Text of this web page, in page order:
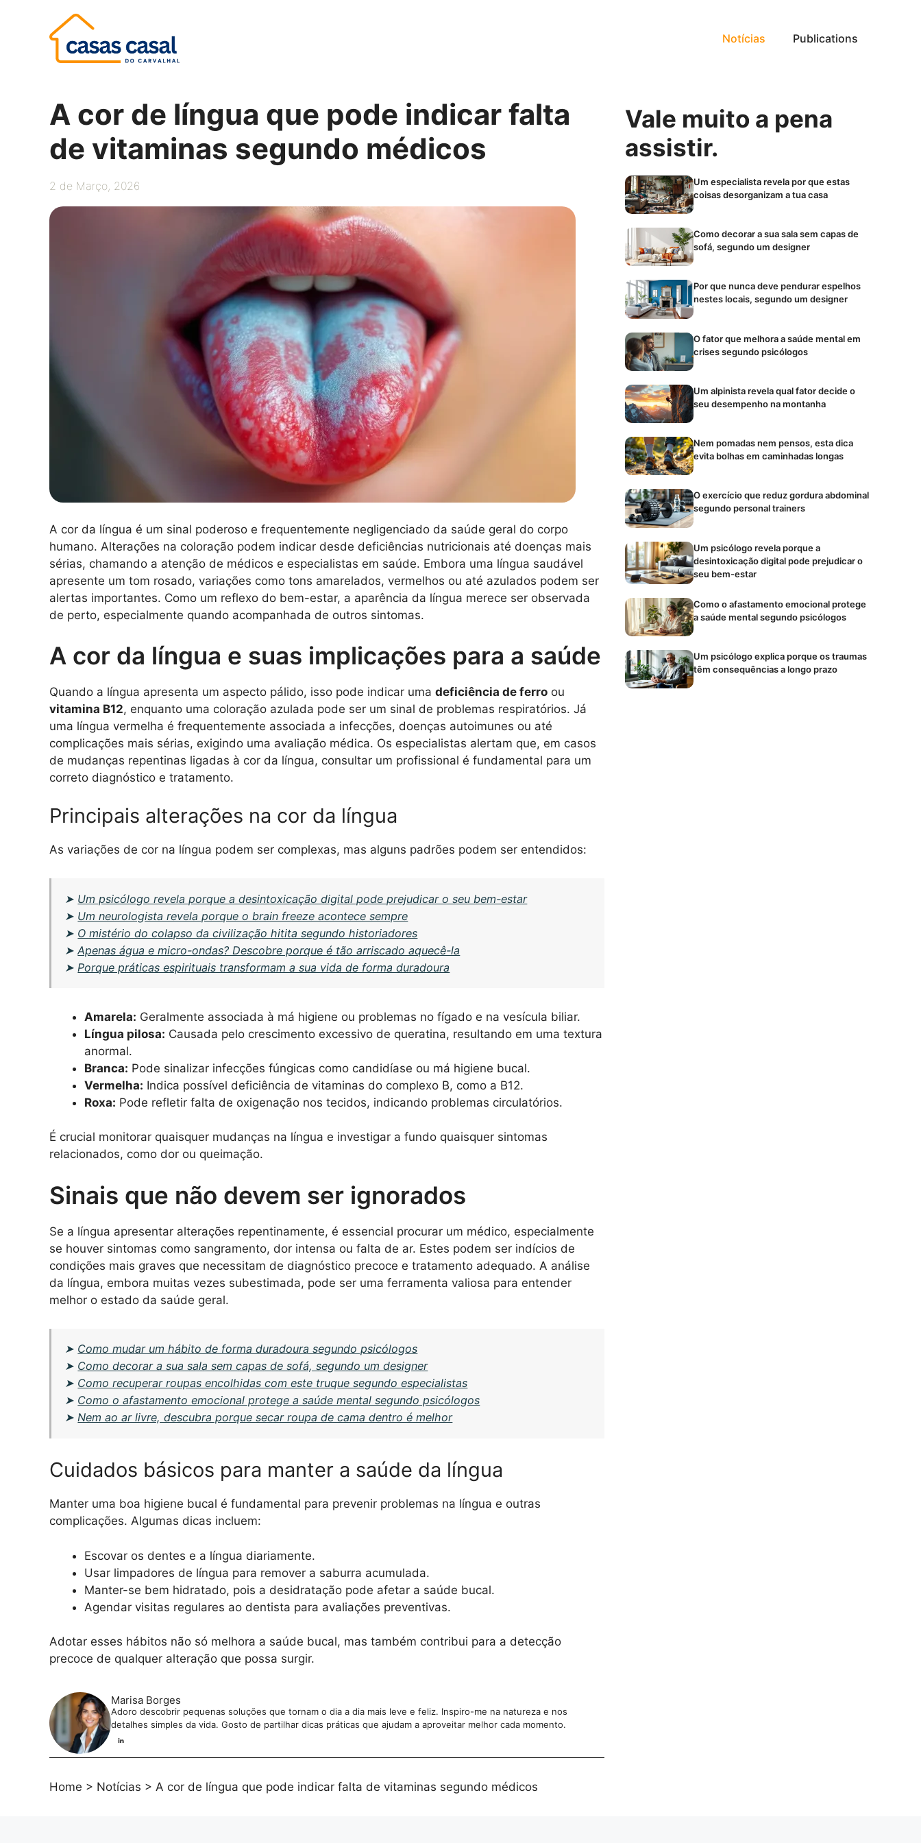
Notícias Publications
A cor de língua que pode indicar falta
de vitaminas segundo médicos
2 de Março, 2026
A cor da língua é um sinal poderoso e frequentemente negligenciado da saúde geral do corpo
humano. Alterações na coloração podem indicar desde deficiências nutricionais até doenças mais
sérias, chamando a atenção de médicos e especialistas em saúde. Embora uma língua saudável
apresente um tom rosado, variações como tons amarelados, vermelhos ou até azulados podem ser
alertas importantes. Como um reflexo do bem-estar, a aparência da língua merece ser observada
de perto, especialmente quando acompanhada de outros sintomas.
A cor da língua e suas implicações para a saúde
Quando a língua apresenta um aspecto pálido, isso pode indicar uma deficiência de ferro ou
vitamina B12, enquanto uma coloração azulada pode ser um sinal de problemas respiratórios. Já
uma língua vermelha é frequentemente associada a infecções, doenças autoimunes ou até
complicações mais sérias, exigindo uma avaliação médica. Os especialistas alertam que, em casos
de mudanças repentinas ligadas à cor da língua, consultar um profissional é fundamental para um
correto diagnóstico e tratamento.
Principais alterações na cor da língua
As variações de cor na língua podem ser complexas, mas alguns padrões podem ser entendidos:
➤ Um psicólogo revela porque a desintoxicação digital pode prejudicar o seu bem-estar
➤ Um neurologista revela porque o brain freeze acontece sempre
➤ O mistério do colapso da civilização hitita segundo historiadores
➤Apenas água e micro-ondas? Descobre porque é tão arriscado aquecê-la
➤ Porque práticas espirituais transformam a sua vida de forma duradoura
Amarela: Geralmente associada à má higiene ou problemas no fígado e na vesícula biliar.
Língua pilosa: Causada pelo crescimento excessivo de queratina, resultando em uma textura
anormal.
Branca: Pode sinalizar infecções fúngicas como candidíase ou má higiene bucal.
Vermelha: Indica possível deficiência de vitaminas do complexo B, como a B12.
Roxa: Pode refletir falta de oxigenação nos tecidos, indicando problemas circulatórios.
É crucial monitorar quaisquer mudanças na língua e investigar a fundo quaisquer sintomas
relacionados, como dor ou queimação.
Sinais que não devem ser ignorados
Se a língua apresentar alterações repentinamente, é essencial procurar um médico, especialmente
se houver sintomas como sangramento, dor intensa ou falta de ar. Estes podem ser indícios de
condições mais graves que necessitam de diagnóstico precoce e tratamento adequado. A análise
da língua, embora muitas vezes subestimada, pode ser uma ferramenta valiosa para entender
melhor o estado da saúde geral.
➤ Como mudar um hábito de forma duradoura segundo psicólogos
➤ Como decorar a sua sala sem capas de sofá, segundo um designer
➤ Como recuperar roupas encolhidas com este truque segundo especialistas
➤ Como o afastamento emocional protege a saúde mental segundo psicólogos
➤Nem ao ar livre, descubra porque secar roupa de cama dentro é melhor
Cuidados básicos para manter a saúde da língua
Manter uma boa higiene bucal é fundamental para prevenir problemas na língua e outras
complicações. Algumas dicas incluem:
Escovar os dentes e a língua diariamente.
Usar limpadores de língua para remover a saburra acumulada.
Manter-se bem hidratado, pois a desidratação pode afetar a saúde bucal.
Agendar visitas regulares ao dentista para avaliações preventivas.
Adotar esses hábitos não só melhora a saúde bucal, mas também contribui para a detecção
precoce de qualquer alteração que possa surgir.
Marisa Borges
Adoro descobrir pequenas soluções que tornam o dia a dia mais leve e feliz. Inspiro-me na natureza e nos
detalhes simples da vida. Gosto de partilhar dicas práticas que ajudam a aproveitar melhor cada momento.
Home > Notícias > A cor de língua que pode indicar falta de vitaminas segundo médicos
Vale muito a pena
assistir.
Um especialista revela por que estas
coisas desorganizam a tua casa
Como decorar a sua sala sem capas de
sofá, segundo um designer
Por que nunca deve pendurar espelhos
nestes locais, segundo um designer
O fator que melhora a saúde mental em
crises segundo psicólogos
Um alpinista revela qual fator decide o
seu desempenho na montanha
Nem pomadas nem pensos, esta dica
evita bolhas em caminhadas longas
O exercício que reduz gordura abdominal
segundo personal trainers
Um psicólogo revela porque a
desintoxicação digital pode prejudicar o
seu bem-estar
Como o afastamento emocional protege
a saúde mental segundo psicólogos
Um psicólogo explica porque os traumas
têm consequências a longo prazo